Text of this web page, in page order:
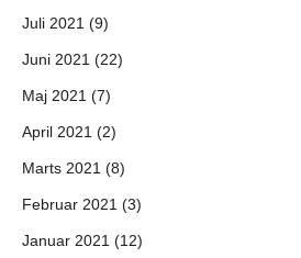
Juli 2021 (9)
Juni 2021 (22)
Maj 2021 (7)
April 2021 (2)
Marts 2021 (8)
Februar 2021 (3)
Januar 2021 (12)